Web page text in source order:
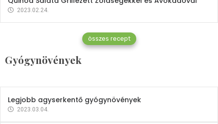
2023.02.24.
összes recept
Gyógynövények
Gyógynövények
Mindent a petrezselyemről
2023.12.21.
Legjobb agyserkentő gyógynövények
2023.03.04.